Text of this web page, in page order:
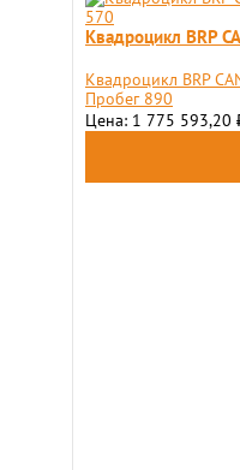
Квадроцикл BRP
Квадроцикл BRP
Пробег 890
Цена: 1 775 593,20